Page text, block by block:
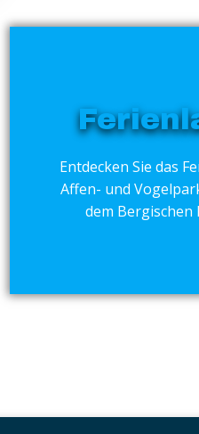
Entdecken Sie das
Affen- und
dem Bergischen